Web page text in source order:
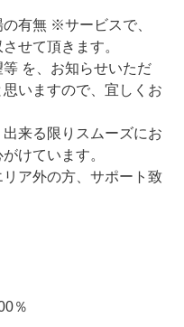
有無 ※サービスで、
せて頂きます。
を、お知らせいただ
いますので、宜しくお
来る限りスムーズにお
けています。
ア外の方、サポート致
％